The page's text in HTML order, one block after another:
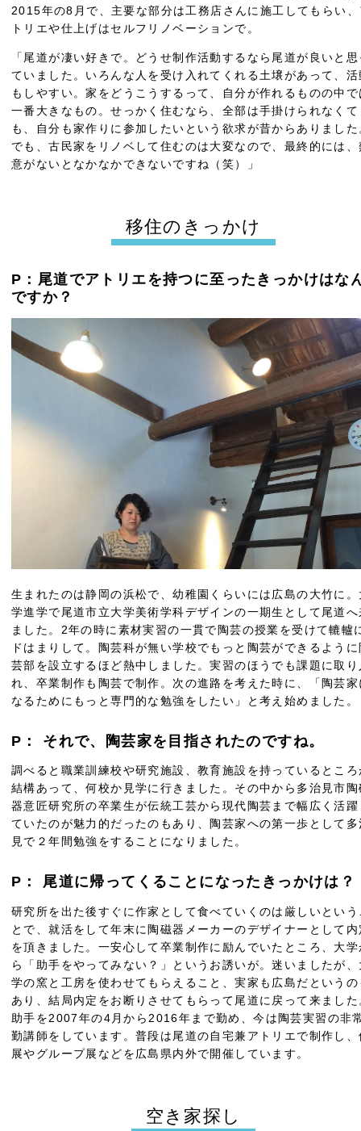
2015年の8月で、主要な部分は工務店さんに施工してもらい
トリエや仕上げはセルフリノベーションで。
「尾道が凄い好きで。どうせ制作活動するなら尾道が良いと
ていました。いろんな人を受け入れてくれる土壌があって、活
もしやすい。家をどうこうするって、自分が作れるものの中で
一番大きなもの。せっかく住むなら、全部は手掛けられなくて
も、自分も家作りに参加したいという欲求が昔からありました
でも、古民家をリノベして住むのは大変なので、最終的には、
意がないとなかなかできないですね（笑）」
移住のきっかけ
P：尾道でアトリエを持つに至ったきっかけはな
ですか？
生まれたのは静岡の浜松で、幼稚園くらいには広島の大竹に。
学進学で尾道市立大学美術学科デザインの一期生として尾道へ
ました。2年の時に素材実習の一貫で陶芸の授業を受けて轆轤
ドはまりして。陶芸科が無い学校でもっと陶芸ができるように
芸部を設立するほど熱中しました。実習のほうでも課題に取り
れ、卒業制作も陶芸で制作。次の進路を考えた時に、「陶芸家
なるためにもっと専門的な勉強をしたい」と考え始めました。
P： それで、陶芸家を目指されたのですね。
調べると職業訓練校や研究施設、教育施設を持っているところ
結構あって、何校か見学に行きました。その中から多治見市陶
器意匠研究所の卒業生が伝統工芸から現代陶芸まで幅広く活躍
ていたのが魅力的だったのもあり、陶芸家への第一歩として多
見で２年間勉強をすることになりました。
P： 尾道に帰ってくることになったきっかけは？
研究所を出た後すぐに作家として食べていくのは厳しいという
とで、就活をして年末に陶磁器メーカーのデザイナーとして内
を頂きました。一安心して卒業制作に励んでいたところ、大学
ら「助手をやってみない？」というお誘いが。迷いましたが、
学の窯と工房を使わせてもらえること、実家も広島だというの
あり、結局内定をお断りさせてもらって尾道に戻って来ました
助手を2007年の4月から2016年まで勤め、今は陶芸実習の非
勤講師をしています。普段は尾道の自宅兼アトリエで制作し、
展やグループ展などを広島県内外で開催しています。
空き家探し